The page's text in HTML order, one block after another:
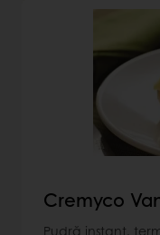
Cremyco
Pudră instant,